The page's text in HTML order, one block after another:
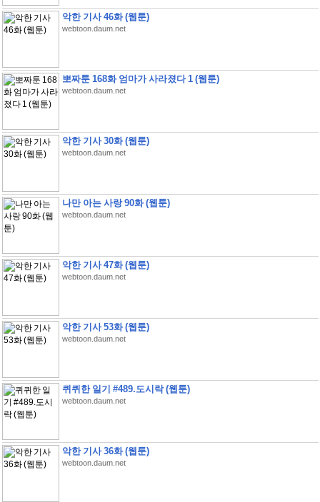
악한 기사 46화 (웹툰)
webtoon.daum.net
뽀짜툰 168화 엄마가 사라졌다 1 (웹툰)
webtoon.daum.net
악한 기사 30화 (웹툰)
webtoon.daum.net
나만 아는 사랑 90화 (웹툰)
webtoon.daum.net
악한 기사 47화 (웹툰)
webtoon.daum.net
악한 기사 53화 (웹툰)
webtoon.daum.net
퀴퀴한 일기 #489.도시락 (웹툰)
webtoon.daum.net
악한 기사 36화 (웹툰)
webtoon.daum.net